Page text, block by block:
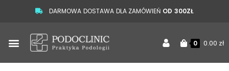
DARMOWA DOSTAWA DLA ZAMÓWIEŃ OD 300ZŁ
0 0.00 zł